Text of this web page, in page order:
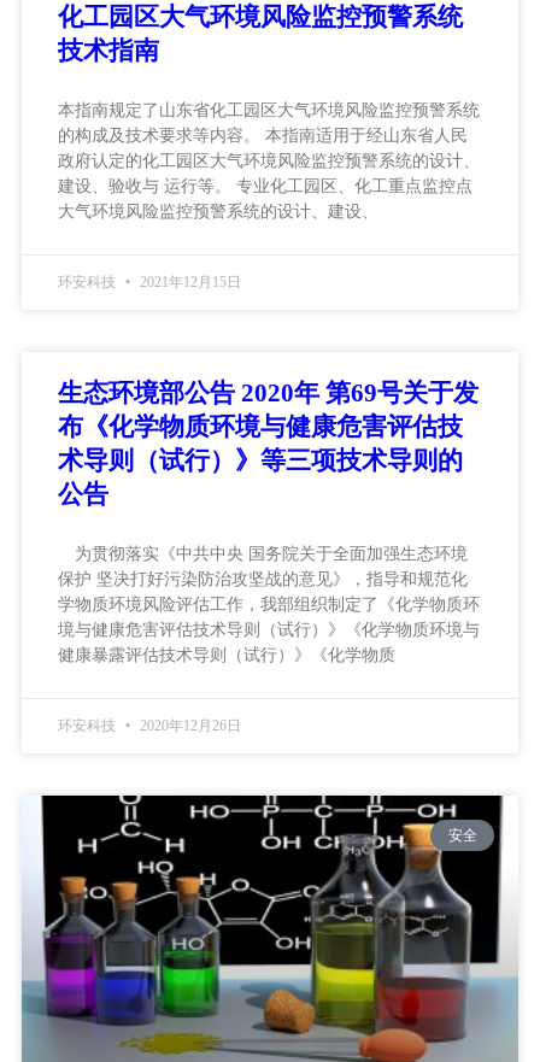
化工园区大气环境风险监控预警系统
技术指南
本指南规定了山东省化工园区大气环境风险监控预警系统
的构成及技术要求等内容。 本指南适用于经山东省人民
政府认定的化工园区大气环境风险监控预警系统的设计、
建设、验收与 运行等。 专业化工园区、化工重点监控点
大气环境风险监控预警系统的设计、建设、
环安科技 2021年12月15日
生态环境部公告 2020年 第69号关于发
布《化学物质环境与健康危害评估技
术导则（试行）》等三项技术导则的
公告
为贯彻落实《中共中央 国务院关于全面加强生态环境
保护 坚决打好污染防治攻坚战的意见》，指导和规范化
学物质环境风险评估工作，我部组织制定了《化学物质环
境与健康危害评估技术导则（试行）》《化学物质环境与
健康暴露评估技术导则（试行）》《化学物质
环安科技 2020年12月26日
安全